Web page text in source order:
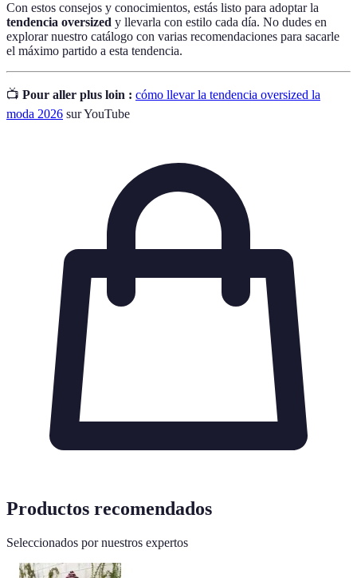
Con estos consejos y conocimientos, estás listo para adoptar la
tendencia oversized y llevarla con estilo cada día. No dudes en
explorar nuestro catálogo con varias recomendaciones para sacarle
el máximo partido a esta tendencia.
📺 Pour aller plus loin : cómo llevar la tendencia oversized la
moda 2026 sur YouTube
Productos recomendados
Seleccionados por nuestros expertos